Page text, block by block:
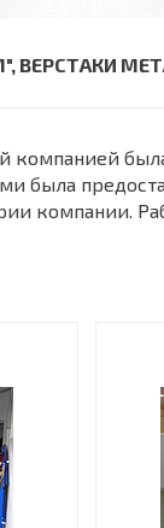
ВЕРСТАКИ
компанией
была
компании.